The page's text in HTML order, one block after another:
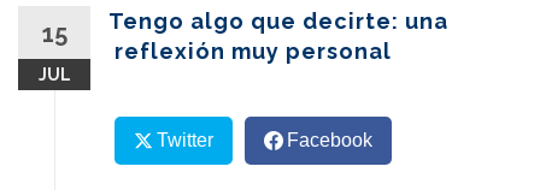
15
JUL
Tengo algo que decirte: una
reflexión muy personal
Twitter Facebook